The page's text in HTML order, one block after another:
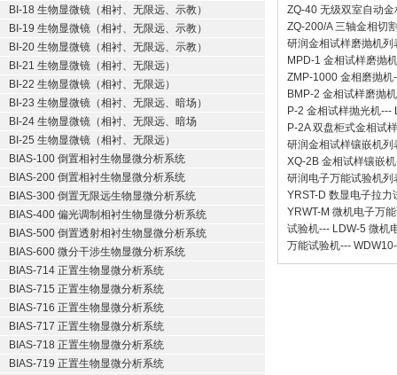
BI-18 生物显微镜（相衬、无限远、示教）
BI-19 生物显微镜（相衬、无限远、示教）
BI-20 生物显微镜（相衬、无限远、示教）
BI-21 生物显微镜（相衬、无限远）
BI-22 生物显微镜（相衬、无限远）
BI-23 生物显微镜（相衬、无限远、暗场）
BI-24 生物显微镜（相衬、无限远、暗场
BI-25 生物显微镜（相衬、无限远）
BIAS-100 倒置相衬生物显微分析系统
BIAS-200 倒置相衬生物显微分析系统
BIAS-300 倒置无限远生物显微分析系统
BIAS-400 偏光调制相衬生物显微分析系统
BIAS-500 倒置透射相衬生物显微分析系统
BIAS-600 微分干涉生物显微分析系统
BIAS-714 正置生物显微分析系统
BIAS-715 正置生物显微分析系统
BIAS-716 正置生物显微分析系统
BIAS-717 正置生物显微分析系统
BIAS-718 正置生物显微分析系统
BIAS-719 正置生物显微分析系统
ZQ-40 无级双室自动金
ZQ-200/A 三轴金相切
研润金相试样磨抛机列
MPD-1 金相试样磨抛机
ZMP-1000 金相磨抛机
BMP-2 金相试样磨抛机
P-2 金相试样抛光机---
P-2A 双盘柜式金相试
研润金相试样镶嵌机列
XQ-2B 金相试样镶嵌机
研润电子万能试验机列
YRST-D 数显电子拉力
YRWT-M 微机电子万
试验机--- LDW-5 微机
万能试验机---